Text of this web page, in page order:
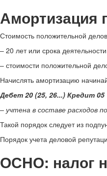
Амортизация
Стоимость положительной
– 20 лет или срока
– стоимости положительной
Начислять амортизацию
Дебет 20 (25, 26...) Кредит 05
– учтена в составе расходов
Такой порядок следует из
Порядок учета деловой
ОСНО: налог